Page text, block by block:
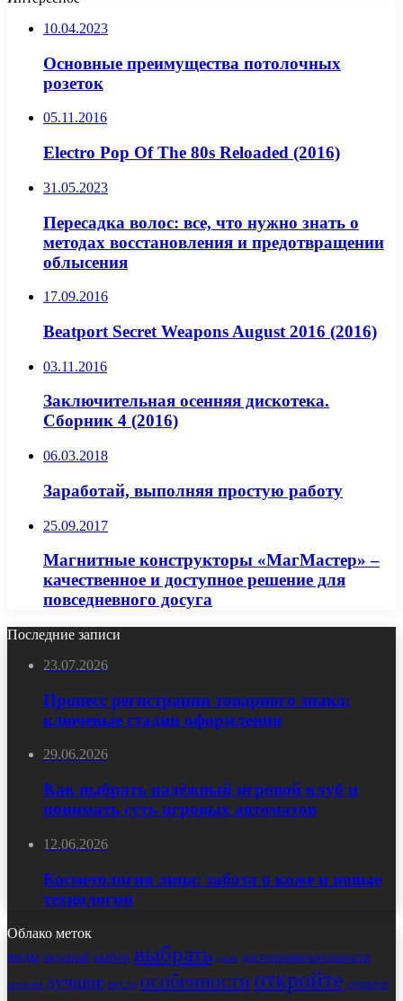
10.04.2023
Основные преимущества потолочных
розеток
05.11.2016
Electro Pop Of The 80s Reloaded (2016)
31.05.2023
Пересадка волос: все, что нужно знать о
методах восстановления и предотвращении
облысения
17.09.2016
Beatport Secret Weapons August 2016 (2016)
03.11.2016
Заключительная осенняя дискотека.
Сборник 4 (2016)
06.03.2018
Заработай, выполняя простую работу
25.09.2017
Магнитные конструкторы «МагМастер» –
качественное и доступное решение для
повседневного досуга
Последние записи
23.07.2026
Процесс регистрации товарного знака:
ключевые стадии оформления
29.06.2026
Как выбрать надёжный игровой клуб и
понимать суть игровых автоматов
12.06.2026
Косметология лица: забота о коже и новые
технологии
Облако меток
виды вкусный выбор выбрать дома достопримечательности
история лучшие места особенности откройте открытие